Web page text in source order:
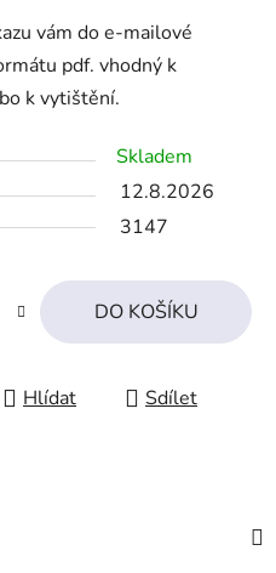
vám do e-mailové
pdf. vhodný k
k vytištění.
Skladem
12.8.2026
3147
DO KOŠÍKU
Hlídat Sdílet